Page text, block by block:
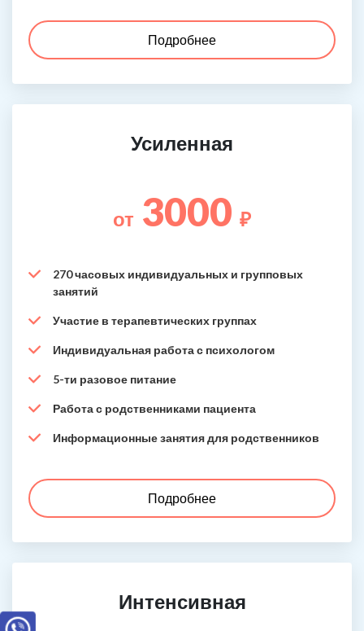
Подробнее
Усиленная
от 3000 ₽
270 часовых индивидуальных и групповых
занятий
Участие в терапевтических группах
Индивидуальная работа с психологом
5-ти разовое питание
Работа с родственниками пациента
Информационные занятия для родственников
Подробнее
Интенсивная